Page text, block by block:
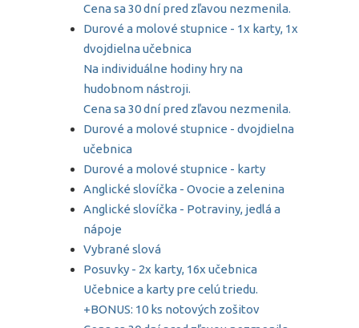
Cena sa 30 dní pred zľavou nezmenila.
Durové a molové stupnice - 1x karty, 1x
dvojdielna učebnica
Na individuálne hodiny hry na
hudobnom nástroji.
Cena sa 30 dní pred zľavou nezmenila.
Durové a molové stupnice - dvojdielna
učebnica
Durové a molové stupnice - karty
Anglické slovíčka - Ovocie a zelenina
Anglické slovíčka - Potraviny, jedlá a
nápoje
Vybrané slová
Posuvky - 2x karty, 16x učebnica
Učebnice a karty pre celú triedu.
+BONUS: 10 ks notových zošitov